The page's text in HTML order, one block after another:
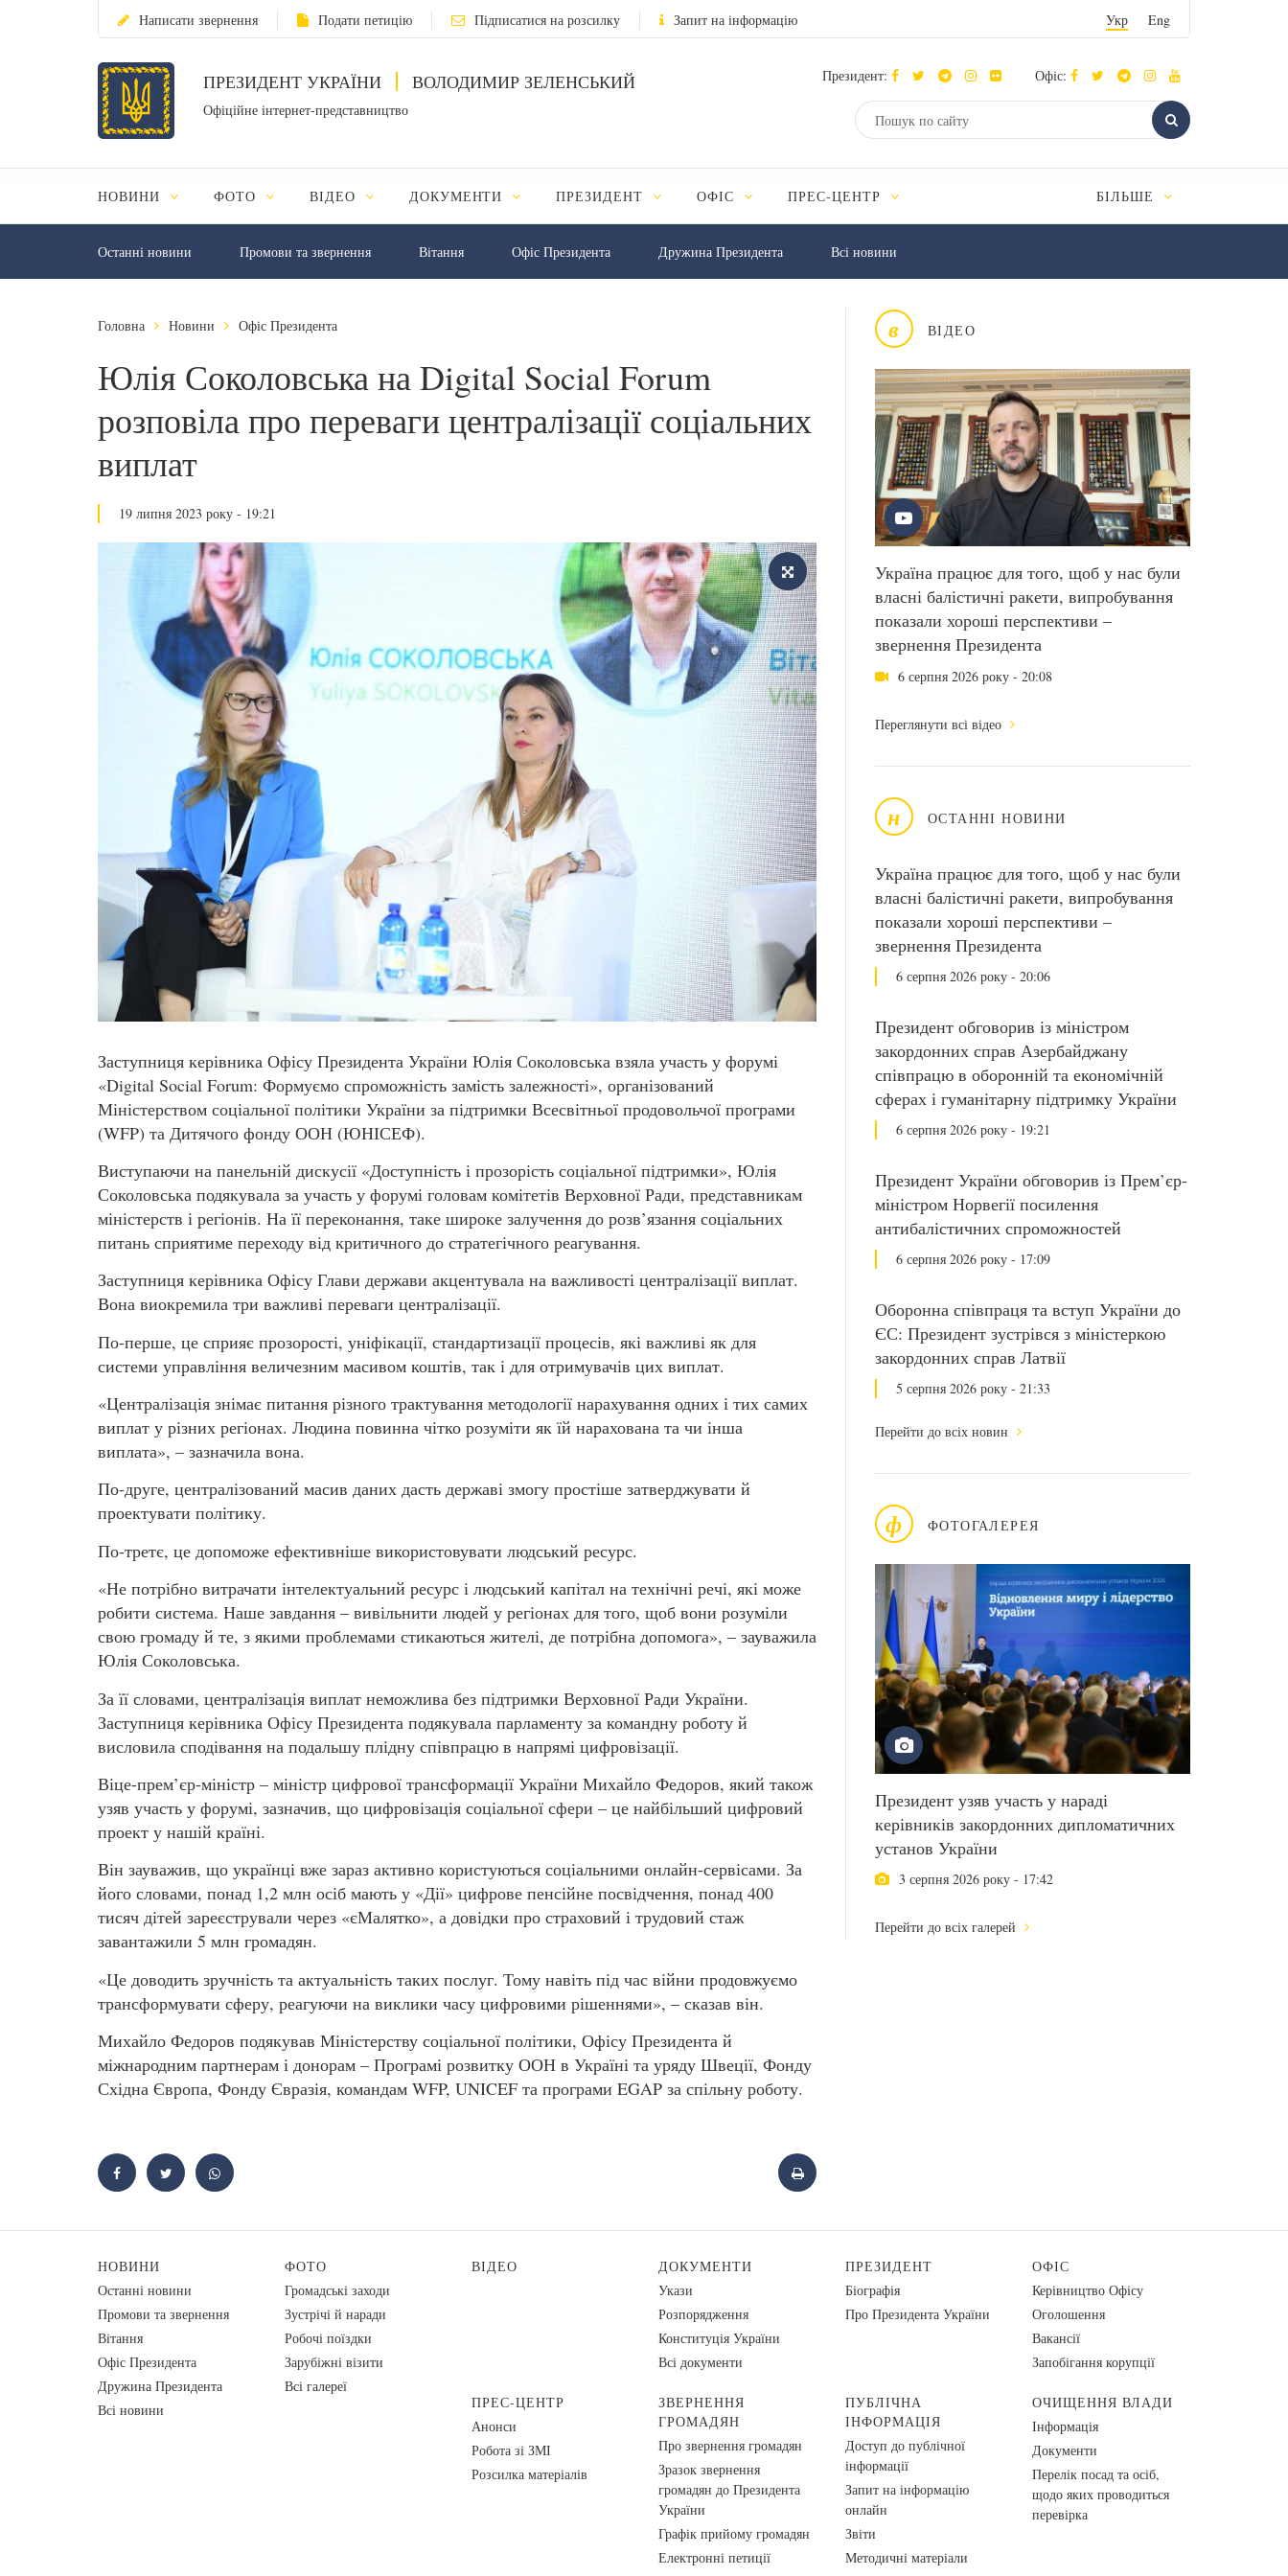
Написати звернення Подати петицію Підписатися на розсилку Запит на інформацію Укр Eng
ПРЕЗИДЕНТ УКРАЇНИ ВОЛОДИМИР ЗЕЛЕНСЬКИЙ
Офіційне інтернет-представництво
Президент: Офіс:
НОВИНИ ФОТО ВІДЕО ДОКУМЕНТИ ПРЕЗИДЕНТ ОФІС ПРЕС-ЦЕНТР БІЛЬШЕ
Останні новини Промови та звернення Вiтання Офіс Президента Дружина Президента Всі новини
в ВІДЕО
Україна працює для того, щоб у нас були
власні балістичні ракети, випробування
показали хороші перспективи –
звернення Президента
6 серпня 2026 року - 20:08
Переглянути всі відео
н ОСТАННІ НОВИНИ
Україна працює для того, щоб у нас були
власні балістичні ракети, випробування
показали хороші перспективи –
звернення Президента
6 серпня 2026 року - 20:06
Президент обговорив із міністром
закордонних справ Азербайджану
співпрацю в оборонній та економічній
сферах і гуманітарну підтримку України
6 серпня 2026 року - 19:21
Президент України обговорив із Прем’єр-
міністром Норвегії посилення
антибалістичних спроможностей
6 серпня 2026 року - 17:09
Оборонна співпраця та вступ України до
ЄС: Президент зустрівся з міністеркою
закордонних справ Латвії
5 серпня 2026 року - 21:33
Перейти до всіх новин
ф ФОТОГАЛЕРЕЯ
Президент узяв участь у нараді
керівників закордонних дипломатичних
установ України
3 серпня 2026 року - 17:42
Перейти до всіх галерей
Головна Новини Офіс Президента
Юлія Соколовська на Digital Social Forum
розповіла про переваги централізації соціальних
виплат
19 липня 2023 року - 19:21
Заступниця керівника Офісу Президента України Юлія Соколовська взяла участь у форумі
«Digital Social Forum: Формуємо спроможність замість залежності», організований
Міністерством соціальної політики України за підтримки Всесвітньої продовольчої програми
(WFP) та Дитячого фонду ООН (ЮНІСЕФ).
Виступаючи на панельній дискусії «Доступність і прозорість соціальної підтримки», Юлія
Соколовська подякувала за участь у форумі головам комітетів Верховної Ради, представникам
міністерств і регіонів. На її переконання, таке широке залучення до розв’язання соціальних
питань сприятиме переходу від критичного до стратегічного реагування.
Заступниця керівника Офісу Глави держави акцентувала на важливості централізації виплат.
Вона виокремила три важливі переваги централізації.
По-перше, це сприяє прозорості, уніфікації, стандартизації процесів, які важливі як для
системи управління величезним масивом коштів, так і для отримувачів цих виплат.
«Централізація знімає питання різного трактування методології нарахування одних і тих самих
виплат у різних регіонах. Людина повинна чітко розуміти як їй нарахована та чи інша
виплата», – зазначила вона.
По-друге, централізований масив даних дасть державі змогу простіше затверджувати й
проектувати політику.
По-третє, це допоможе ефективніше використовувати людський ресурс.
«Не потрібно витрачати інтелектуальний ресурс і людський капітал на технічні речі, які може
робити система. Наше завдання – вивільнити людей у регіонах для того, щоб вони розуміли
свою громаду й те, з якими проблемами стикаються жителі, де потрібна допомога», – зауважила
Юлія Соколовська.
За її словами, централізація виплат неможлива без підтримки Верховної Ради України.
Заступниця керівника Офісу Президента подякувала парламенту за командну роботу й
висловила сподівання на подальшу плідну співпрацю в напрямі цифровізації.
Віце-прем’єр-міністр – міністр цифрової трансформації України Михайло Федоров, який також
узяв участь у форумі, зазначив, що цифровізація соціальної сфери – це найбільший цифровий
проект у нашій країні.
Він зауважив, що українці вже зараз активно користуються соціальними онлайн-сервісами. За
його словами, понад 1,2 млн осіб мають у «Дії» цифрове пенсійне посвідчення, понад 400
тисяч дітей зареєстрували через «єМалятко», а довідки про страховий і трудовий стаж
завантажили 5 млн громадян.
«Це доводить зручність та актуальність таких послуг. Тому навіть під час війни продовжуємо
трансформувати сферу, реагуючи на виклики часу цифровими рішеннями», – сказав він.
Михайло Федоров подякував Міністерству соціальної політики, Офісу Президента й
міжнародним партнерам і донорам – Програмі розвитку ООН в Україні та уряду Швеції, Фонду
Східна Європа, Фонду Євразія, командам WFP, UNICEF та програми EGAP за спільну роботу.
НОВИНИ
Останні новини
Промови та звернення
Вiтання
Офіс Президента
Дружина Президента
Всі новини
ФОТО
Громадські заходи
Зустрічі й наради
Робочі поїздки
Зарубіжні візити
Всі галереї
ВІДЕО
ДОКУМЕНТИ
Укази
Розпорядження
Конституція України
Всі документи
ПРЕЗИДЕНТ
Біографія
Про Президента України
ОФІС
Керівництво Офісу
Оголошення
Вакансії
Запобігання корупції
ПРЕС-ЦЕНТР
Анонси
Робота зі ЗМІ
Розсилка матеріалів
ЗВЕРНЕННЯ
ГРОМАДЯН
Про звернення громадян
Зразок звернення
громадян до Президента
України
Графік прийому громадян
Електронні петиції
ПУБЛІЧНА
ІНФОРМАЦІЯ
Доступ до публічної
інформації
Запит на інформацію
онлайн
Звіти
Методичні матеріали
ОЧИЩЕННЯ ВЛАДИ
Інформація
Документи
Перелік посад та осіб,
щодо яких проводиться
перевірка